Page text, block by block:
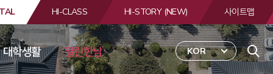
HI-CLASS HI-STORY (NEW) 사이트맵
KOR
대학생활 열린한남